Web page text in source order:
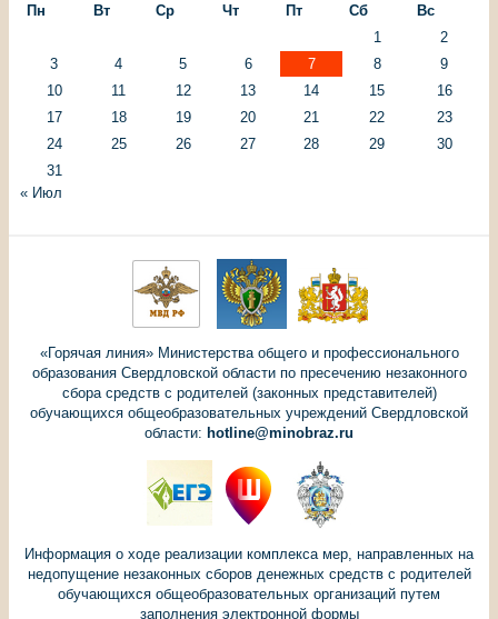
Пн
Вт Ср Чт Пт Сб
Вс
1
2
3
4 5 6 7 8
9
10
11 12 13 14 15
16
17
18 19 20 21 22
23
24
25 26 27 28 29
30
31
« Июл
«Горячая линия» Министерства общего и профессионального
образования Свердловской области по пресечению незаконного
сбора средств с родителей (законных представителей)
обучающихся общеобразовательных учреждений Свердловской
области: hotline@minobraz.ru
Информация о ходе реализации комплекса мер, направленных на
недопущение незаконных сборов денежных средств с родителей
обучающихся общеобразовательных организаций путем
заполнения электронной формы